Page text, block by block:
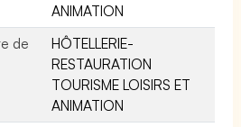
ANIMATION
de
HÔTELLERIE-
RESTAURATION
TOURISME LOISIRS ET
ANIMATION